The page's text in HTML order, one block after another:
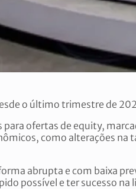
o último trimestre de
ofertas de equity,
como alterações na
abrupta e com baixa
possível e ter sucesso